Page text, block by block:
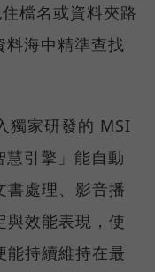
檔名或資料夾路
海中精準查找
獨家研發的 MSI
引擎」能自動
書處理、影音播
與效能表現，使
能持續維持在最